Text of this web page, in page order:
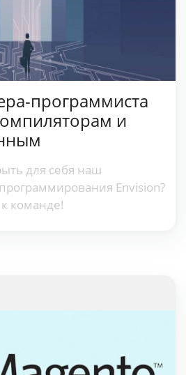
и
для себя наш
Envision?
команде!